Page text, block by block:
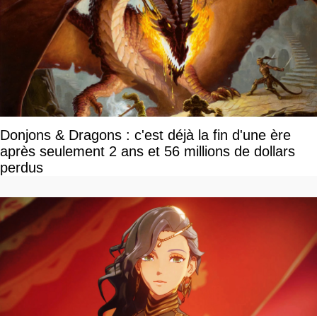
Donjons & Dragons : c'est déjà la fin d'une ère
après seulement 2 ans et 56 millions de dollars
perdus